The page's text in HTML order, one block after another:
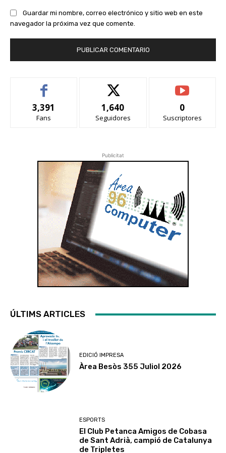
Guardar mi nombre, correo electrónico y sitio web en este
navegador la próxima vez que comente.
3,391
Fans
1,640
Seguidores
0
Suscriptores
Publicitat
ÚLTIMS ARTICLES
EDICIÓ IMPRESA
Àrea Besòs 355 Juliol 2026
ESPORTS
El Club Petanca Amigos de Cobasa
de Sant Adrià, campió de Catalunya
de Tripletes